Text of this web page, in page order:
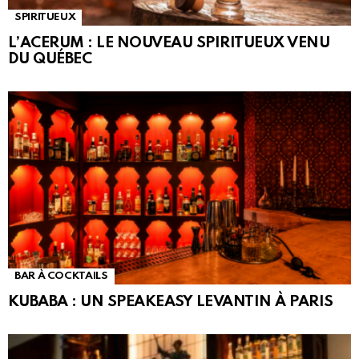
SPIRITUEUX
L’ACERUM : LE NOUVEAU SPIRITUEUX VENU
DU QUÉBEC
BAR À COCKTAILS
KUBABA : UN SPEAKEASY LEVANTIN À PARIS